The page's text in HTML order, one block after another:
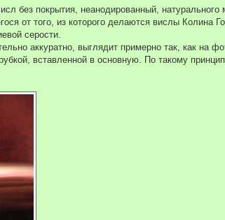
без покрытия, неанодированный, натурального
от того, из которого делаются вислы Колина
серости.
аккуратно, выглядит примерно так, как на
вставленной в основную. По такому